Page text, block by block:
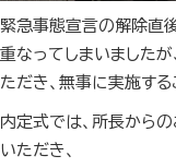
緊急事態宣言の解除直
重なってしまいました
ただき、無事に実施する
内定式では、所長から
いただき、